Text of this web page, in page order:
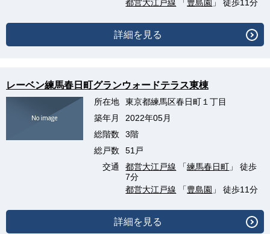
都営大江戸線 「豊島園 」 徒歩11分
詳細を見る
レーベン練馬春日町グランウォードテラス東棟
所在地
東京都練馬区春日町１丁目
築年月
2022年05月
総階数
3階
総戸数
51戸
交通
都営大江戸線 「練馬春日町 」 徒歩
7分
都営大江戸線 「豊島園 」 徒歩11分
詳細を見る